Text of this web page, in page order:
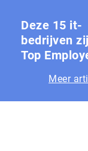
Deze 15 it-
bedrijven
Top
Meer